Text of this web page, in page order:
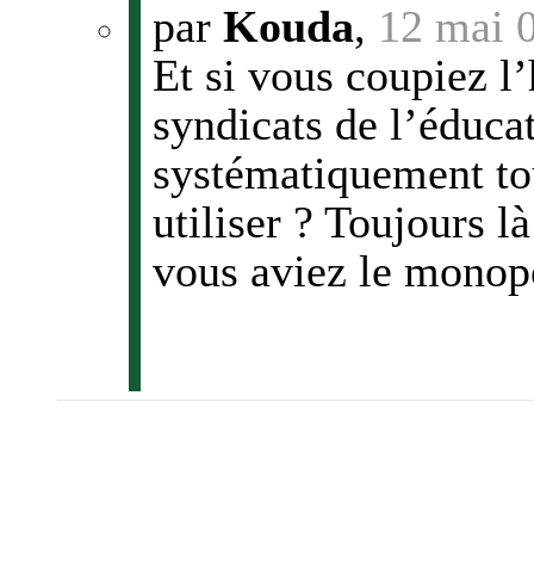
par Kouda, 12 mai
Et si vous coupiez
syndicats de
systématiquement
utiliser ? Toujours
vous aviez le